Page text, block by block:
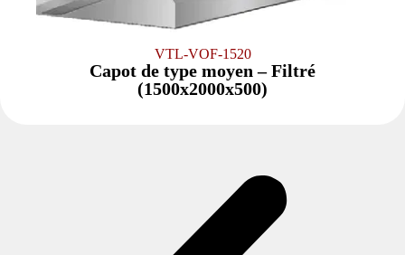
VTL-VOF-1520
Capot de type moyen – Filtré
(1500x2000x500)